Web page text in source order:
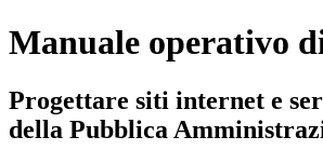
Manuale operativo
Progettare siti internet e
della Pubblica